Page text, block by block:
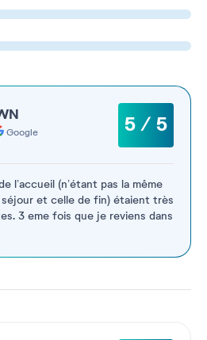
Google 5 / 5
l’accueil (n’étant pas la même
et celle de fin) étaient très
3 eme fois que je reviens dans